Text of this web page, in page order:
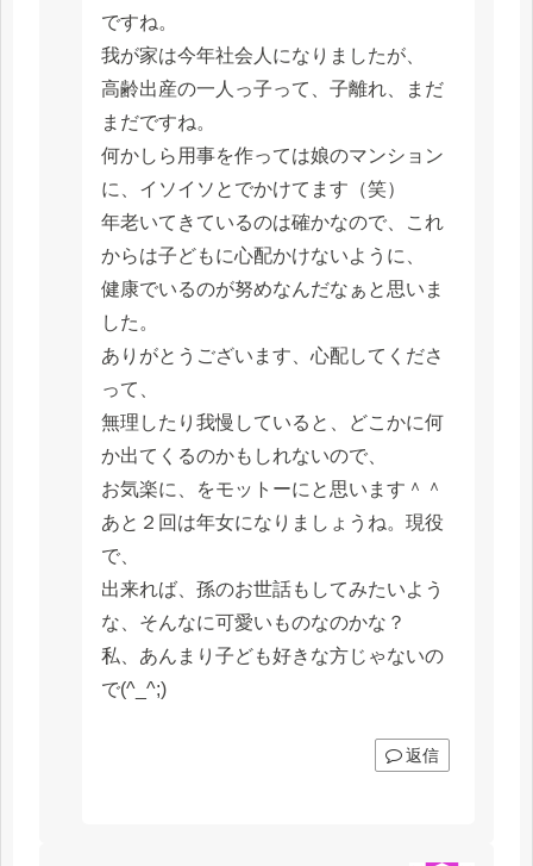
ですね。
我が家は今年社会人になりましたが、
高齢出産の一人っ子って、子離れ、まだ
まだですね。
何かしら用事を作っては娘のマンション
に、イソイソとでかけてます（笑）
年老いてきているのは確かなので、これ
からは子どもに心配かけないように、
健康でいるのが努めなんだなぁと思いま
した。
ありがとうございます、心配してくださ
って、
無理したり我慢していると、どこかに何
か出てくるのかもしれないので、
お気楽に、をモットーにと思います＾＾
あと２回は年女になりましょうね。現役
で、
出来れば、孫のお世話もしてみたいよう
な、そんなに可愛いものなのかな？
私、あんまり子ども好きな方じゃないの
で(^_^;)
返信